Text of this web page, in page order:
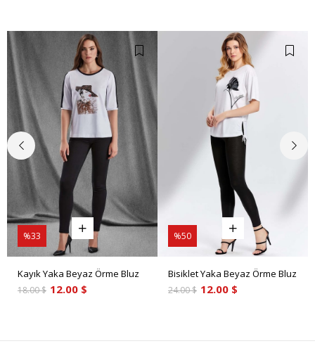
Kayık Yaka Beyaz Örme Bluz
12.00 $
18.00 $
%33
Bisiklet Yaka Beyaz Örme Bluz
12.00 $
24.00 $
%50